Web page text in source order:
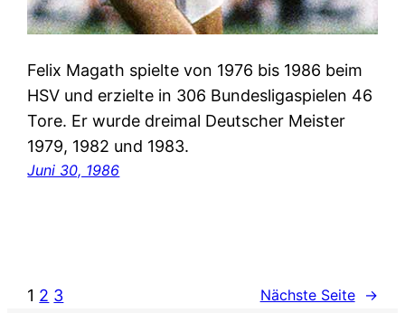
Felix Magath spielte von 1976 bis 1986 beim
HSV und erzielte in 306 Bundesligaspielen 46
Tore. Er wurde dreimal Deutscher Meister
1979, 1982 und 1983.
Juni 30, 1986
1 2 3 Nächste Seite →